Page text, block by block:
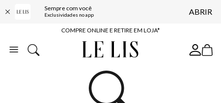
Sempre com você
Exclusividades no app ABRIR
10% OFF NA PRIMEIRA COMPRA*
COMPRE ONLINE E RETIRE EM LOJA*
ENTREGA EXPRESSA*
BAIXE O APP
10% OFF NA PRIMEIRA COMPRA*